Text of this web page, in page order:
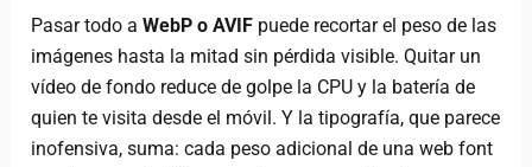
Pasar todo aWebP o AVIF puede recortar el peso de las
imágenes hasta la mitad sin pérdida visible. Quitar un
vídeo de fondo reduce de golpe la CPU y la batería de
quien te visita desde el móvil. Y la tipografía, que parece
inofensiva, suma: cada peso adicional de una web font